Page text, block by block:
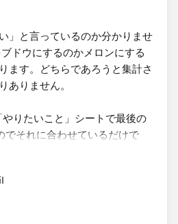
いものだけを残すようにフィ
」と言っているのか分かりませ
ドウにするのかメロンにする
ます。どちらであろうと集計さ
ありません。​
りたいこと」シートで最後の
でそれに合わせているだけで